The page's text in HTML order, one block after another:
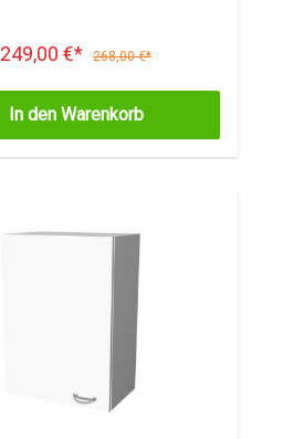
249,00 €* 268,00 €*
In den Warenkorb